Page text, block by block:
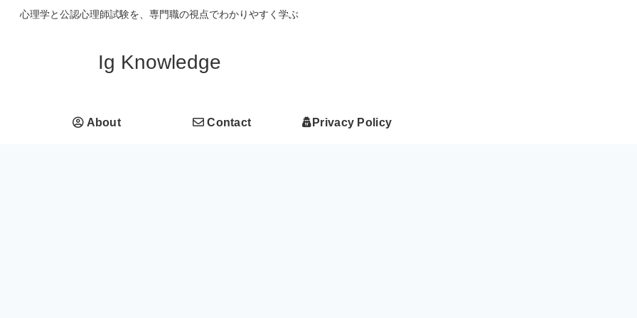
心理学と公認心理師試験を、専門職の視点でわかりやすく学ぶ
Ig Knowledge
About Contact Privacy Policy